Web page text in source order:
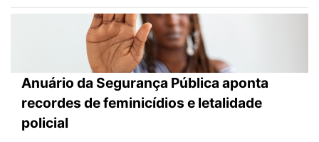
Anuário da Segurança Pública aponta
recordes de feminicídios e letalidade
policial